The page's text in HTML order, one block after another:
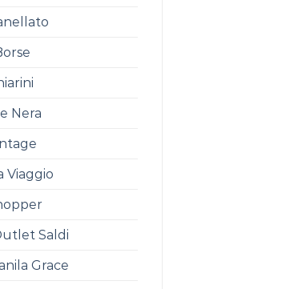
Nera
Viaggio
Saldi
Grace